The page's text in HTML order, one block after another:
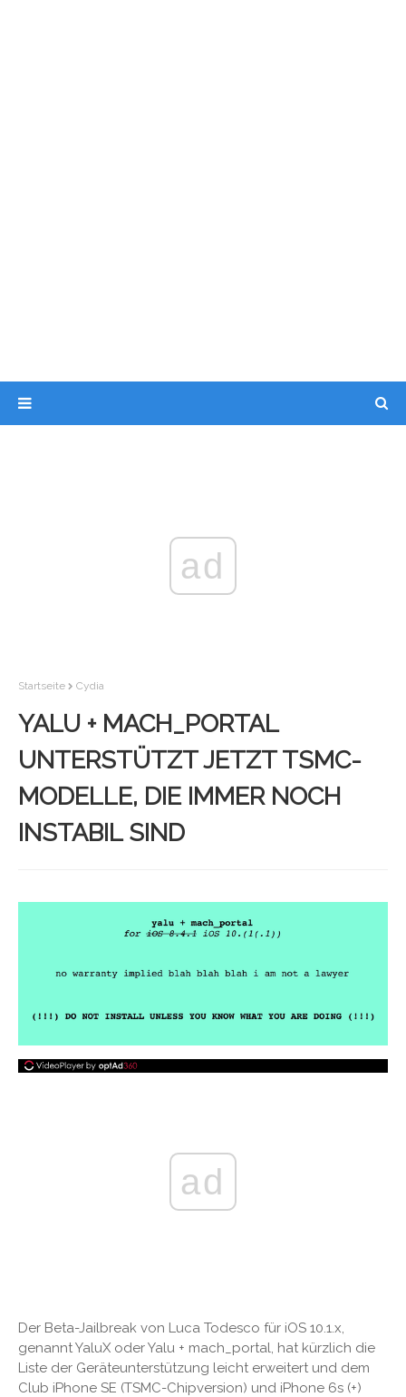
ad
Startseite Cydia
YALU + MACH_PORTAL
UNTERSTÜTZT JETZT TSMC-
MODELLE, DIE IMMER NOCH
INSTABIL SIND
ad
Der Beta-Jailbreak von Luca Todesco für iOS 10.1.x,
genannt YaluX oder Yalu + mach_portal, hat kürzlich die
Liste der Geräteunterstützung leicht erweitert und dem
Club iPhone SE (TSMC-Chipversion) und iPhone 6s (+)